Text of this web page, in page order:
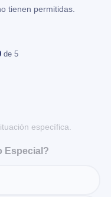
tienen permitidas.
de 5
específica.
Especial?